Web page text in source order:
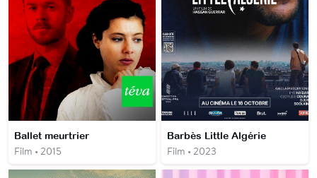
Ballet meurtrier
Film • 2015
Barbès Little Algérie
Film • 2023